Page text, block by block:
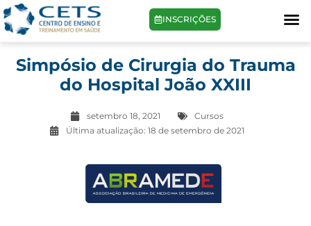
INSCRIÇÕES
Simpósio de Cirurgia do Trauma
do Hospital João XXIII
setembro 18, 2021
Cursos
Última atualização: 18 de setembro de 2021